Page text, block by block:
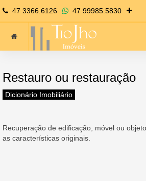
47 3366.6126 47 99985.5830
Restauro ou restauração
Dicionário Imobiliário
Recuperação de edificação, móvel ou
as características originais.